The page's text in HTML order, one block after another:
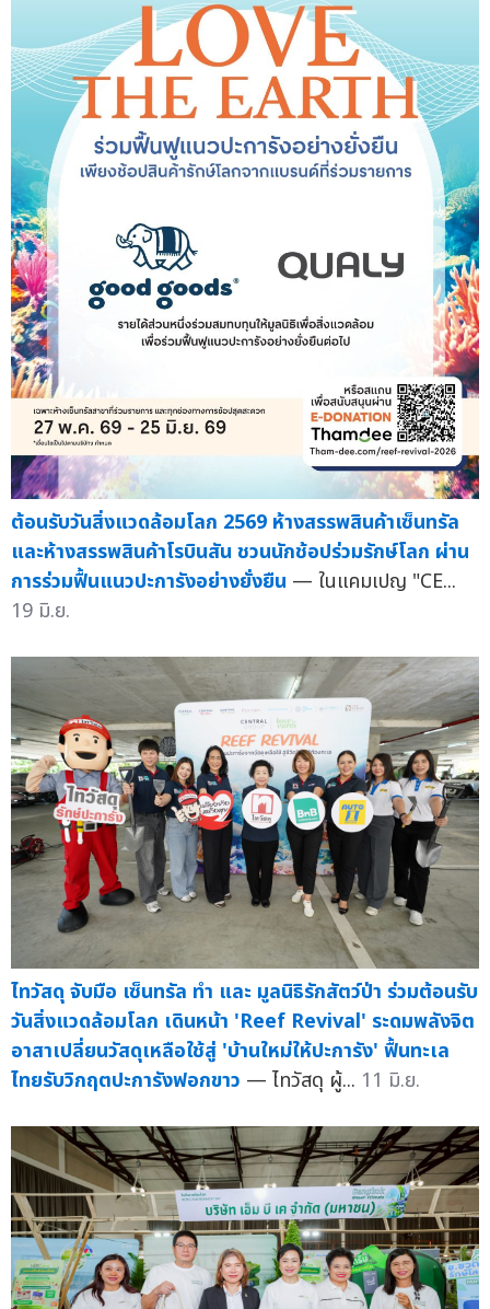
ต้อนรับวันสิ่งแวดล้อมโลก 2569 ห้างสรรพสินค้าเซ็นทรัล
และห้างสรรพสินค้าโรบินสัน ชวนนักช้อปร่วมรักษ์โลก ผ่าน
การร่วมฟื้นแนวปะการังอย่างยั่งยืน — ในแคมเปญ "CE...
19 มิ.ย.
ไทวัสดุ จับมือ เซ็นทรัล ทำ และ มูลนิธิรักสัตว์ป่า ร่วมต้อนรับ
วันสิ่งแวดล้อมโลก เดินหน้า 'Reef Revival' ระดมพลังจิต
อาสาเปลี่ยนวัสดุเหลือใช้สู่ 'บ้านใหม่ให้ปะการัง' ฟื้นทะเล
ไทยรับวิกฤตปะการังฟอกขาว — ไทวัสดุ ผู้... 11 มิ.ย.